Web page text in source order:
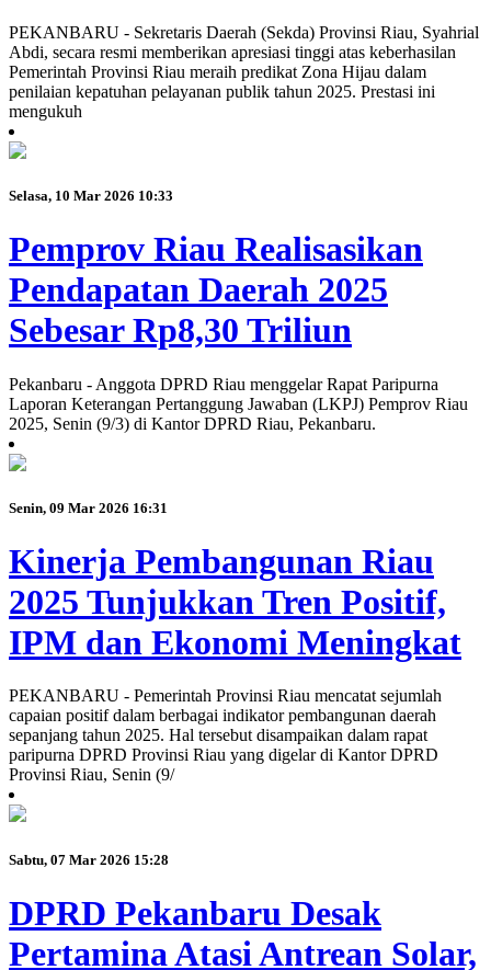
PEKANBARU - Sekretaris Daerah (Sekda) Provinsi Riau, Syahrial
Abdi, secara resmi memberikan apresiasi tinggi atas keberhasilan
Pemerintah Provinsi Riau meraih predikat Zona Hijau dalam
penilaian kepatuhan pelayanan publik tahun 2025. Prestasi ini
mengukuh
Selasa, 10 Mar 2026 10:33
Pemprov Riau Realisasikan
Pendapatan Daerah 2025
Sebesar Rp8,30 Triliun
Pekanbaru - Anggota DPRD Riau menggelar Rapat Paripurna
Laporan Keterangan Pertanggung Jawaban (LKPJ) Pemprov Riau
2025, Senin (9/3) di Kantor DPRD Riau, Pekanbaru.
Senin, 09 Mar 2026 16:31
Kinerja Pembangunan Riau
2025 Tunjukkan Tren Positif,
IPM dan Ekonomi Meningkat
PEKANBARU - Pemerintah Provinsi Riau mencatat sejumlah
capaian positif dalam berbagai indikator pembangunan daerah
sepanjang tahun 2025. Hal tersebut disampaikan dalam rapat
paripurna DPRD Provinsi Riau yang digelar di Kantor DPRD
Provinsi Riau, Senin (9/
Sabtu, 07 Mar 2026 15:28
DPRD Pekanbaru Desak
Pertamina Atasi Antrean Solar,